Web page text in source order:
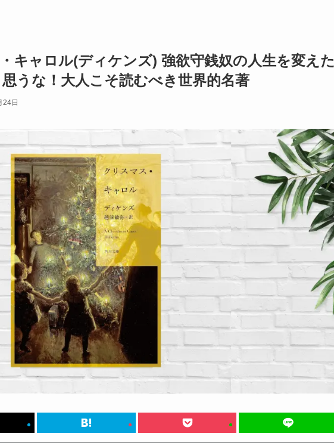
キャロル(ディケンズ) 強欲守銭奴の人生を変えた
うな！大人こそ読むべき世界的名著
24日